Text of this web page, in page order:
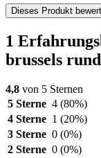
Dieses Produkt
1
brussels
4,8 von 5 Sternen
5 Sterne 4 (80%)
4 Sterne 1 (20%)
3 Sterne 0 (0%)
2 Sterne 0 (0%)